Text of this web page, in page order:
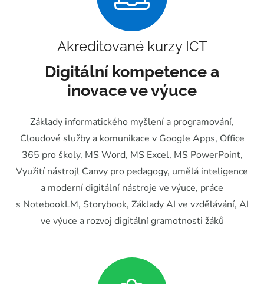
Akreditované kurzy ICT
Digitální kompetence a
inovace ve výuce
Základy informatického myšlení a programování,
Cloudové služby a komunikace v Google Apps, Office
365 pro školy, MS Word, MS Excel, MS PowerPoint,
Využití nástrojl Canvy pro pedagogy, umělá inteligence
a moderní digitální nástroje ve výuce, práce
s NotebookLM, Storybook, Základy AI ve vzdělávání, AI
ve výuce a rozvoj digitální gramotnosti žáků